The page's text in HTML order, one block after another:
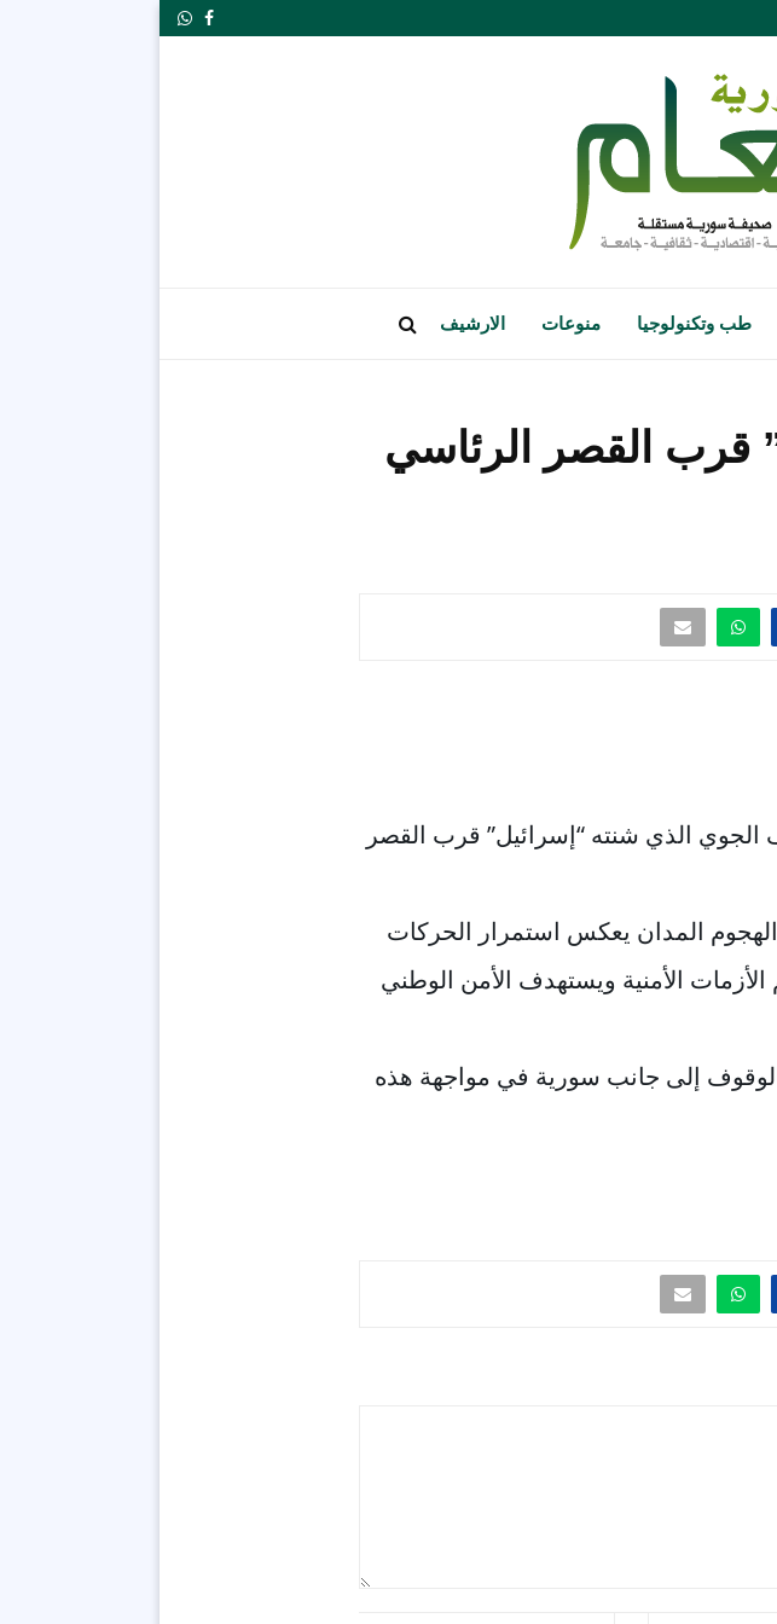
Facebook
Whatsapp
طب وتكنولوجيا منوعات الارشيف
قرب القصر الرئاسي
الجوي الذي شنته “إسرائيل” قرب القصر
الهجوم المدان يعكس استمرار الحركات
الأمنية ويستهدف الأمن الوطني
إلى جانب سورية في مواجهة هذه